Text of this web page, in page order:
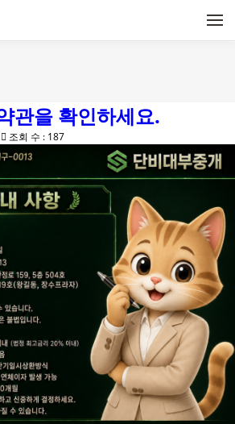
관을 확인하세요.
조회 수 : 187